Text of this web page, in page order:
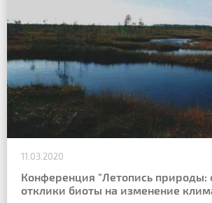
11.03.2020
Конференция "Летопись природы:
отклики биоты на изменение